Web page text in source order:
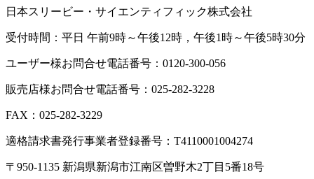
日本スリービー・サイエンティフィック株式会社
受付時間：平日 午前9時～午後12時，午後1時～午後5時30分
ユーザー様お問合せ電話番号：0120-300-056
販売店様お問合せ電話番号：025-282-3228
FAX：025-282-3229
適格請求書発行事業者登録番号：T4110001004274
〒950-1135 新潟県新潟市江南区曽野木2丁目5番18号